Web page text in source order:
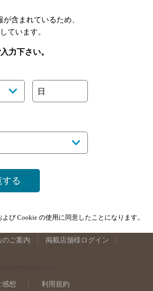
山口県のバー検索
のご案内 掲載店舗様ログイン
感想 利用規約
含まれているため、
ています。
力下さい。
日
る
よび Cookie の使用に同意したことになります。